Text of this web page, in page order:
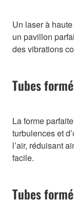
Un laser à
un pavillon
des vibrations
Tubes
La forme
turbulences et
l’air, réduisant
facile.
Tubes